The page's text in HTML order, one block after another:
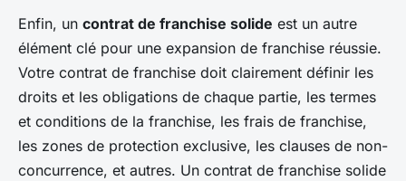
Enfin, un contrat de franchise solide est un autre
élément clé pour une expansion de franchise réussie.
Votre contrat de franchise doit clairement définir les
droits et les obligations de chaque partie, les termes
et conditions de la franchise, les frais de franchise,
les zones de protection exclusive, les clauses de non-
concurrence, et autres. Un contrat de franchise solide